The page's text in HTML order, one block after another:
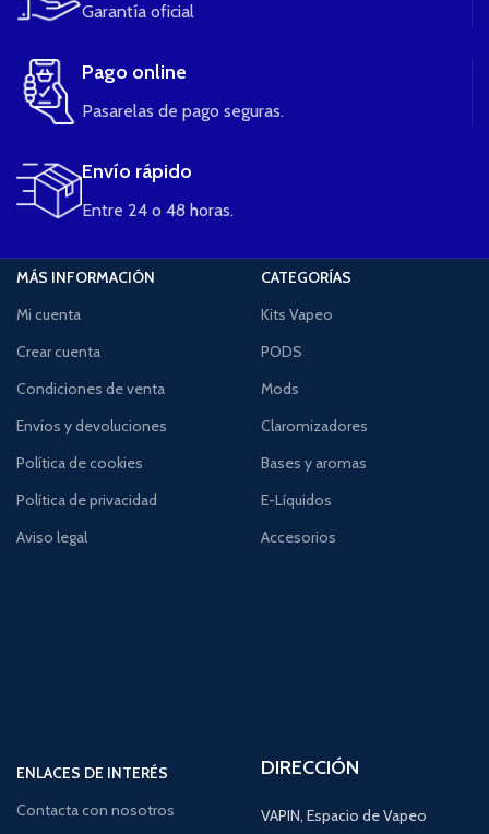
Garantía oficial
Pago online
Pasarelas de pago seguras.
Envío rápido
Entre 24 o 48 horas.
MÁS INFORMACIÓN
Mi cuenta
Crear cuenta
Condiciones de venta
Envíos y devoluciones
Política de cookies
Política de privacidad
Aviso legal
CATEGORÍAS
Kits Vapeo
PODS
Mods
Claromizadores
Bases y aromas
E-Líquidos
Accesorios
ENLACES DE INTERÉS
Contacta con nosotros
DIRECCIÓN
VAPIN, Espacio de Vapeo